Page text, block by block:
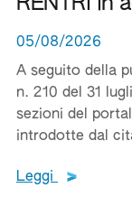
05/08/2026
A seguito della
n. 210 del 31
sezioni del
introdotte dal
Leggi Leggi